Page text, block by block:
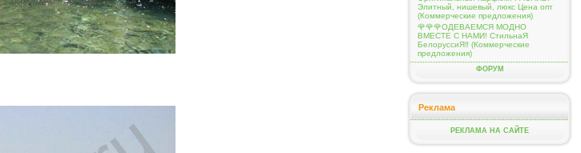
Элитный, нишевый, люкс Цена опт
(Коммерческие предложения)
🌹🌹🌹ОДЕВАЕМСЯ МОДНО
ВМЕСТЕ С НАМИ! СтильнаЯ
БелоруссиЯ‼ (Коммерческие
предложения)
ФОРУМ
Реклама
РЕКЛАМА НА САЙТЕ